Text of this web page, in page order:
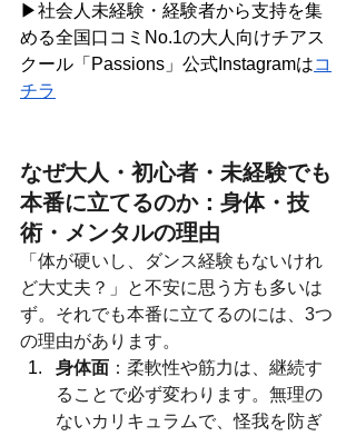
▶社会人未経験・経験者から支持を集
める全国口コミNo.1の大人向けチアス
クール「Passions」公式Instagramはコ
チラ
なぜ大人・初心者・未経験でも
本番に立てるのか：身体・技
術・メンタルの理由
「体が硬いし、ダンス経験もないけれ
ど大丈夫？」と不安に思う方も多いは
ず。それでも本番に立てるのには、3つ
の理由があります。
身体面 ：柔軟性や筋力は、継続す
ることで必ず変わります。無理の
ないカリキュラムで、怪我を防ぎ